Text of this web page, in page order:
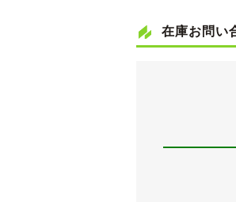
・リアシェル
・インテリア
・シルバーリ
在庫お問い